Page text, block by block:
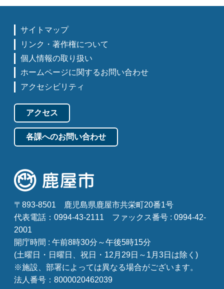
サイトマップ
リンク・著作権について
個人情報の取り扱い
ホームページに関するお問い合わせ
アクセシビリティ
アクセス
各課へのお問い合わせ
〒893-8501
鹿児島県鹿屋市共栄町20番1号
代表電話：0994-43-2111
ファックス番号 : 0994-42-
2001
開庁時間 : 午前8時30分～午後5時15分
(土曜日・日曜日、祝日・12月29日～1月3日は除く)
※施設、部署によっては異なる場合がございます。
法人番号：8000020462039